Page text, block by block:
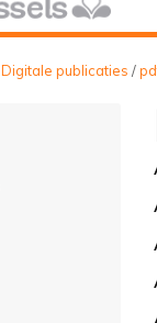
Digitale publicaties /